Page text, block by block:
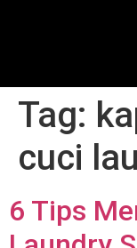
Tag:
cuci
6 Tips